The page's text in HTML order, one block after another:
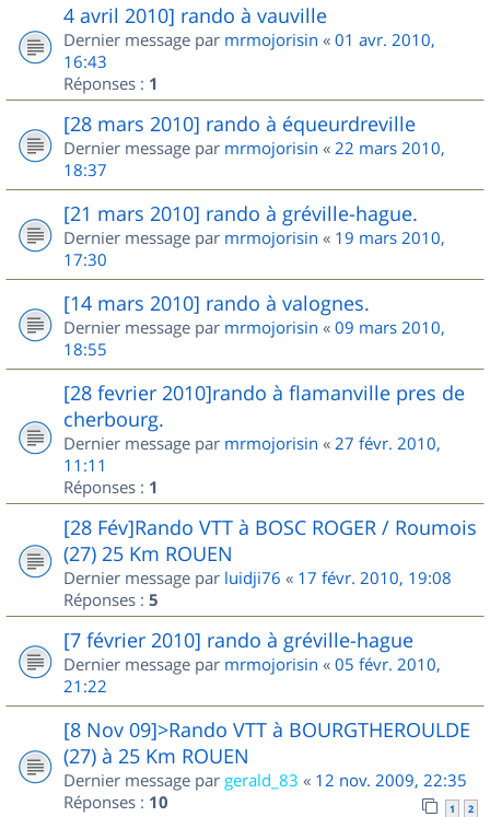
4 avril 2010] rando à vauville
Dernier message par mrmojorisin « 01 avr. 2010,
16:43
Réponses : 1
[28 mars 2010] rando à équeurdreville
Dernier message par mrmojorisin « 22 mars 2010,
18:37
[21 mars 2010] rando à gréville-hague.
Dernier message par mrmojorisin « 19 mars 2010,
17:30
[14 mars 2010] rando à valognes.
Dernier message par mrmojorisin « 09 mars 2010,
18:55
[28 fevrier 2010]rando à flamanville pres de
cherbourg.
Dernier message par mrmojorisin « 27 févr. 2010,
11:11
Réponses : 1
[28 Fév]Rando VTT à BOSC ROGER / Roumois
(27) 25 Km ROUEN
Dernier message par luidji76 « 17 févr. 2010, 19:08
Réponses : 5
[7 février 2010] rando à gréville-hague
Dernier message par mrmojorisin « 05 févr. 2010,
21:22
[8 Nov 09]>Rando VTT à BOURGTHEROULDE
(27) à 25 Km ROUEN
Dernier message par gerald_83 « 12 nov. 2009, 22:35
Réponses : 10 1 2